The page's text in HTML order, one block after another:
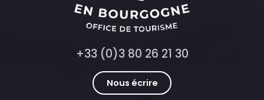
+33 (0)3 80 26 21 30
Nous écrire